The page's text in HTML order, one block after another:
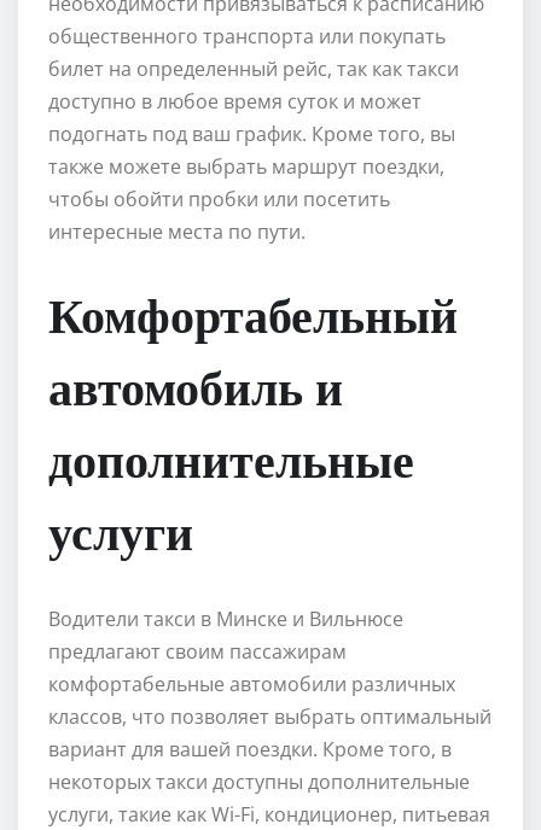
общественного транспорта или покупать
билет на определенный рейс, так как такси
доступно в любое время суток и может
подогнать под ваш график. Кроме того, вы
также можете выбрать маршрут поездки,
чтобы обойти пробки или посетить
интересные места по пути.
Комфортабельный
автомобиль и
дополнительные
услуги
Водители такси в Минске и Вильнюсе
предлагают своим пассажирам
комфортабельные автомобили различных
классов, что позволяет выбрать оптимальный
вариант для вашей поездки. Кроме того, в
некоторых такси доступны дополнительные
услуги, такие как Wi-Fi, кондиционер, питьевая